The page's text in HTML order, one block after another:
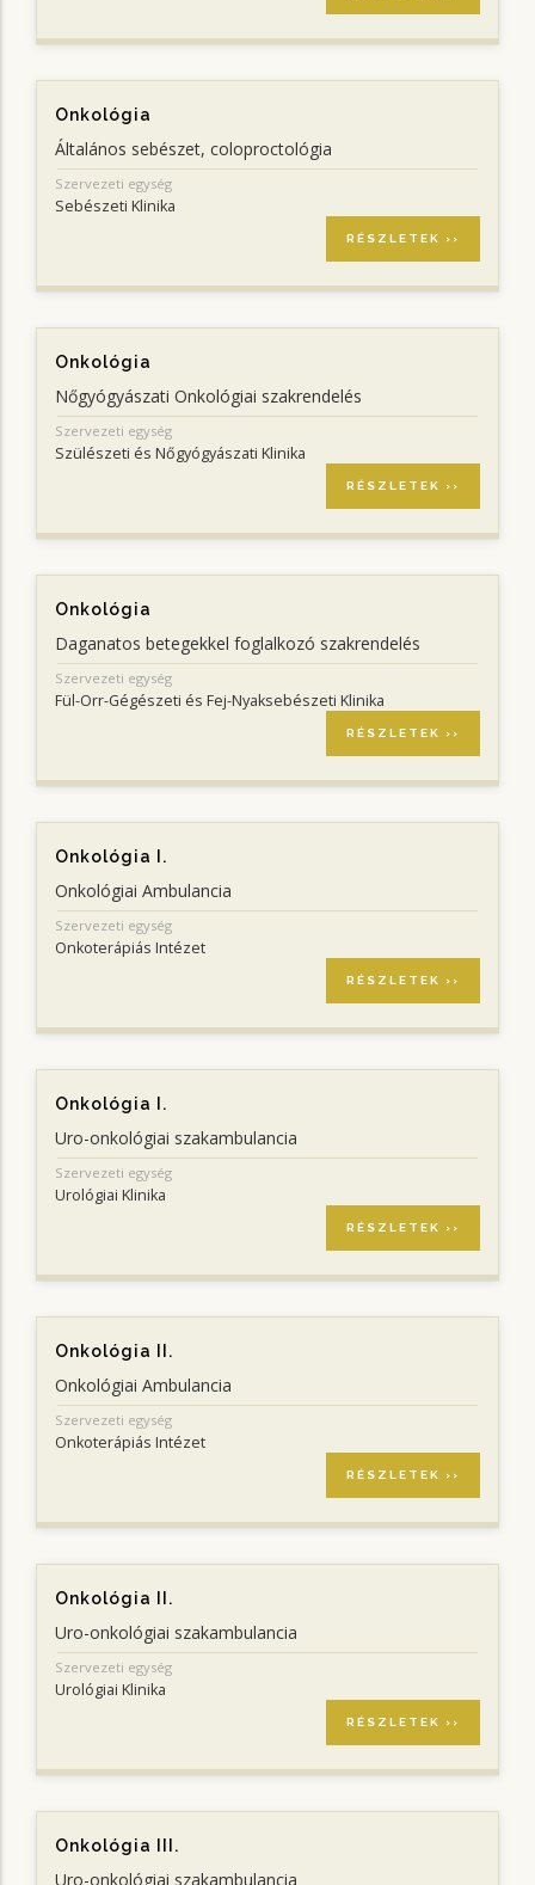
Onkológia
Általános sebészet, coloproctológia
Szervezeti egység
Sebészeti Klinika
RÉSZLETEK ››
Onkológia
Nőgyógyászati Onkológiai szakrendelés
Szervezeti egység
Szülészeti és Nőgyógyászati Klinika
RÉSZLETEK ››
Onkológia
Daganatos betegekkel foglalkozó szakrendelés
Szervezeti egység
Fül-Orr-Gégészeti és Fej-Nyaksebészeti Klinika
RÉSZLETEK ››
Onkológia I.
Onkológiai Ambulancia
Szervezeti egység
Onkoterápiás Intézet
RÉSZLETEK ››
Onkológia I.
Uro-onkológiai szakambulancia
Szervezeti egység
Urológiai Klinika
RÉSZLETEK ››
Onkológia II.
Onkológiai Ambulancia
Szervezeti egység
Onkoterápiás Intézet
RÉSZLETEK ››
Onkológia II.
Uro-onkológiai szakambulancia
Szervezeti egység
Urológiai Klinika
RÉSZLETEK ››
Onkológia III.
Uro-onkológiai szakambulancia